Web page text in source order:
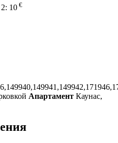
10 €
Апартамент Каунас,